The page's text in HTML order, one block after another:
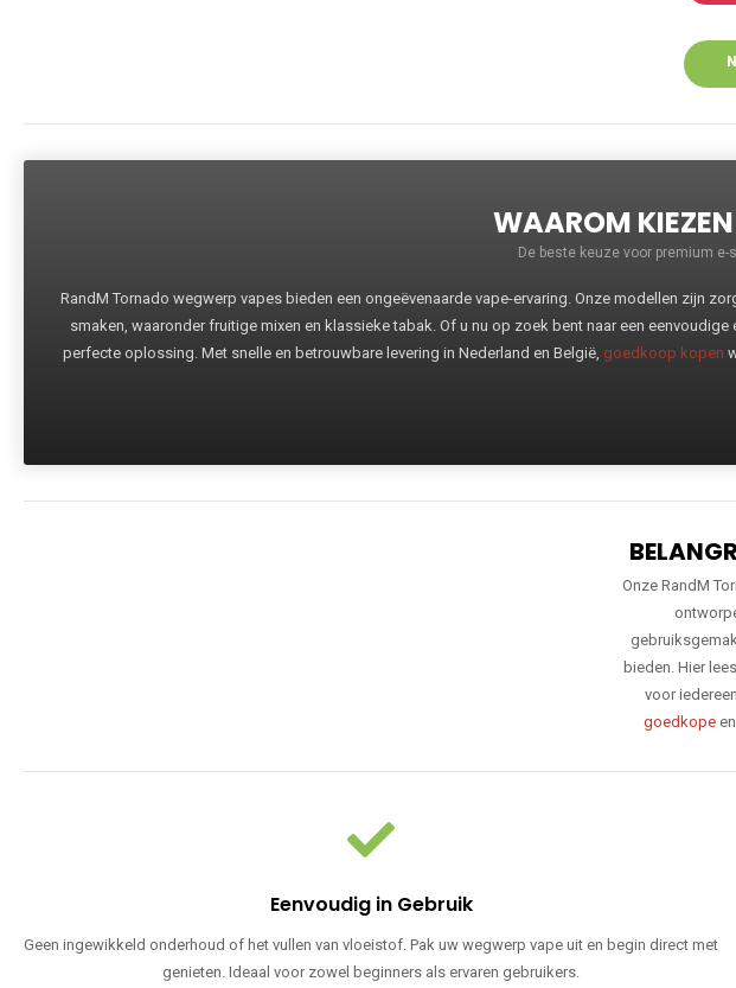
WAAROM
De beste keuze voor premium
RandM Tornado wegwerp vapes bieden een ongeëvenaarde vape-ervaring. Onze modellen zijn
smaken, waaronder fruitige mixen en klassieke tabak. Of u nu op zoek bent naar een
perfecte oplossing. Met snelle en betrouwbare levering in Nederland en België, goedkoop kopen
Onze RandM
bieden. Hier
voor
goedkope
Eenvoudig in Gebruik
Geen ingewikkeld onderhoud of het vullen van vloeistof. Pak uw wegwerp vape uit en begin direct met
genieten. Ideaal voor zowel beginners als ervaren gebruikers.